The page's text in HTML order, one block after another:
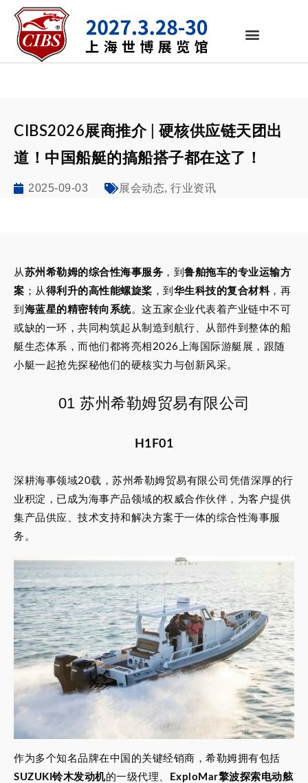
CIBS2026展商推介 | 硬核供应链天团出
道！中国船艇的搞船搭子都在这了！
2025-09-03 展会动态, 行业资讯
从 苏州希勒姆的综合性海事服务 ，到 鲁舶拖车的专业运输方
案 ；从 得利升的高性能螺旋桨 ，到 华生科技的复合材料，再
到 海蓝星的精密转向系统。这五家企业代表着产业链中不可
或缺的一环，共同构筑起从制造到航行、从部件到整体的船
艇生态体系，而他们都将亮相2026上海国际游艇展，跟随
小艇一起抢先探秘他们的硬核实力与创新风采。
01 苏州希勒姆贸易有限公司
H1F01
深耕海事领域20载，苏州希勒姆贸易有限公司凭借深厚的行
业积淀，已成为海事产品领域的权威合作伙伴，为客户提供
集产品供应、技术支持和解决方案于一体的综合性海事服
务。
作为多个知名品牌在中国的关键经销商，希勒姆拥有包括
SUZUKI铃木发动机的一级代理、
ExploMar擎波探索电动舷